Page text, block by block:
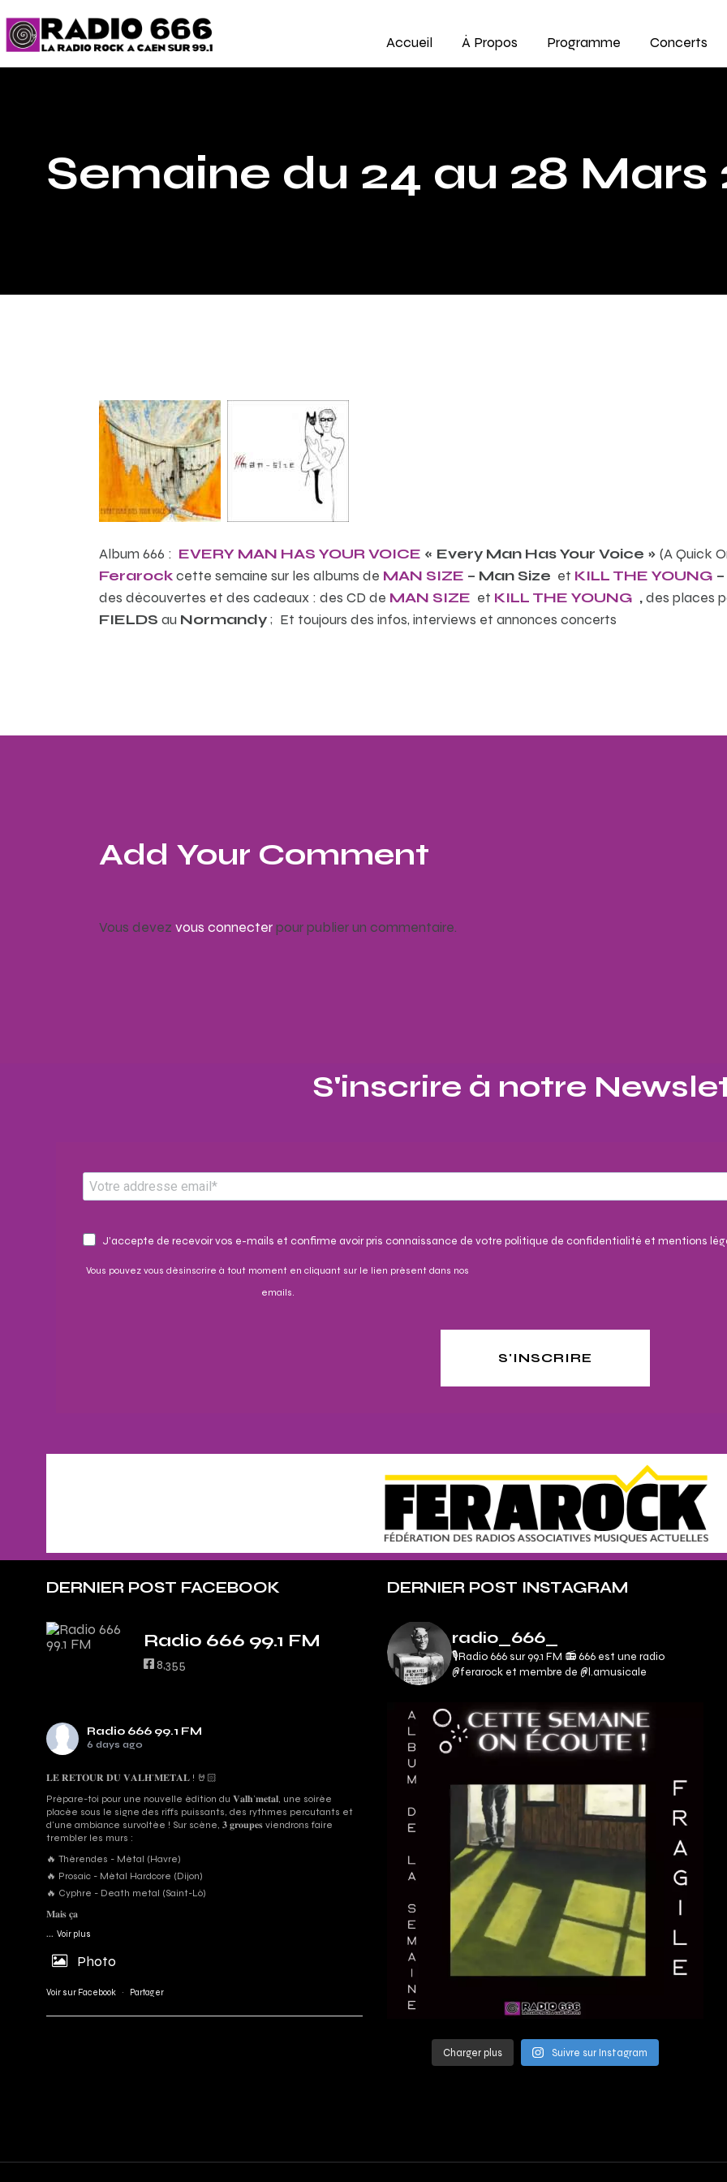
Accueil À Propos Programme Concerts
Semaine du 24 au 28 Mars
Album 666 : EVERY MAN HAS YOUR VOICE « Every Man Has Your Voice » (A Quick
Ferarockcette semaine sur les albums de MAN SIZE – Man Size et KILL THE YOUNG
des découvertes et des cadeaux : des CD de MAN SIZE et KILL THE YOUNG ,des places
FIELDS au Normandy; Et toujours des infos, interviews et annonces concerts
Add Your Comment
Vous devez vous connecterpour publier un commentaire.
S'inscrire à notre
J'accepte de recevoir vos e-mails et confirme avoir pris connaissance de votre politique de confidentialité et mentions
Vous pouvez vous désinscrire à tout moment en cliquant sur le lien présent dans nos
emails.
S'INSCRIRE
DERNIER POST FACEBOOK
Radio 666 99.1 FM
8,355
Radio 666 99.1 FM
6 days ago
𝐋𝐄 𝐑𝐄𝐓𝐎𝐔𝐑 𝐃𝐔 𝐕𝐀𝐋𝐇’𝐌𝐄𝐓𝐀𝐋 ! 🤘🏻
Prépare-toi pour une nouvelle édition du 𝐕𝐚𝐥𝐡’𝐦𝐞𝐭𝐚𝐥, une soirée
placée sous le signe des riffs puissants, des rythmes percutants et
d'une ambiance survoltée ! Sur scène, 𝟑 𝐠𝐫𝐨𝐮𝐩𝐞𝐬 viendrons faire
trembler les murs :
🔥 Thérendes - Métal (Havre)
🔥 Prosaic - Métal Hardcore (Dijon)
🔥 Cyphre - Death metal (Saint-Lô)
𝐌𝐚𝐢𝐬 𝐜̧𝐚
... Voir plus
Photo
Voir sur Facebook · Partager
DERNIER POST INSTAGRAM
radio_666_
🎙Radio 666 sur 99.1 FM 📻666 est une radio
@ferarock et membre de @l.amusicale
Charger plus Suivre sur Instagram